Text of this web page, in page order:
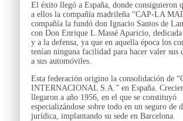
El éxito llegó a España, donde consiguieron
a ellos la compañía madrileña “CAP-LA
compañía la fundó don Ignacio Santos de
con Don Enrique L.Massé Aparicio, dedicada
y a la defensa, ya que en aquella época los
tenían ninguna facilidad para hacer valer sus
a sus automóviles.
Esta federación origino la consolidación de
INTERNACIONAL S.A.” en España.
llegaron a año 1956, en el que se constituyó
especializándose sobre todo en un seguro de
jurídica, implantando su sede en Barcelona.